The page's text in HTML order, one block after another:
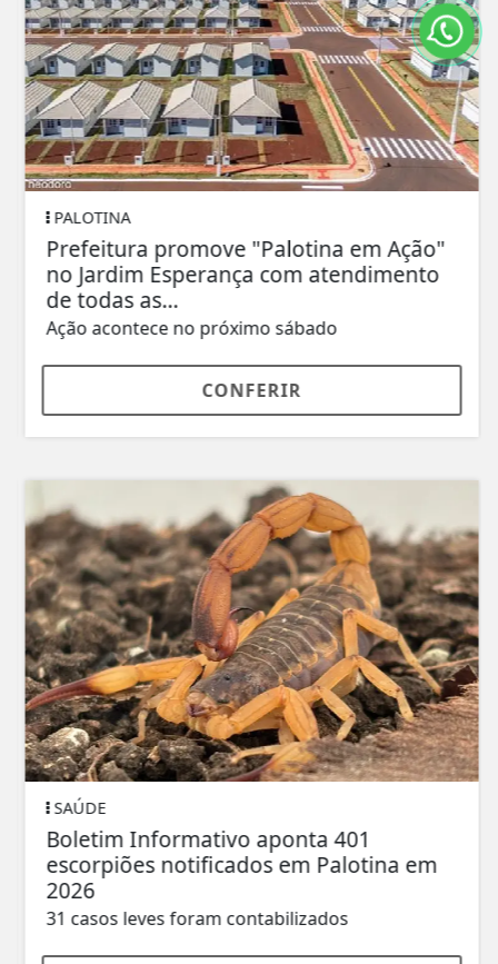
PALOTINA
Prefeitura promove "Palotina em Ação"
no Jardim Esperança com atendimento
de todas as...
Ação acontece no próximo sábado
CONFERIR
SAÚDE
Boletim Informativo aponta 401
escorpiões notificados em Palotina em
2026
31 casos leves foram contabilizados